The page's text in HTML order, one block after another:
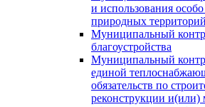
и использования
природных территорий
Муниципальный
благоустройства
Муниципальный
единой
обязательств по
реконструкции и(или)